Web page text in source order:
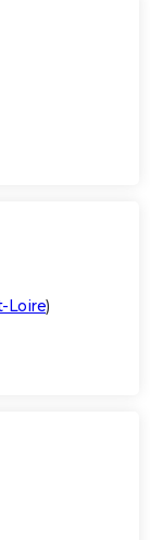
Loire)